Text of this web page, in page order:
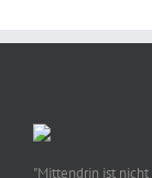
"Mittendrin ist